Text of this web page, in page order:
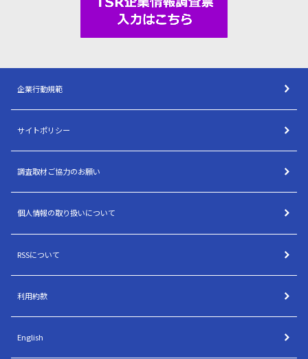
企業行動規範
サイトポリシー
調査取材ご協力のお願い
個人情報の取り扱いについて
RSSについて
利用約款
English